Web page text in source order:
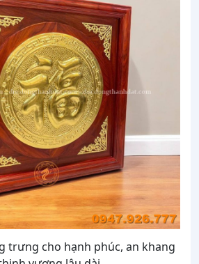
trưng cho hạnh phúc, an khang